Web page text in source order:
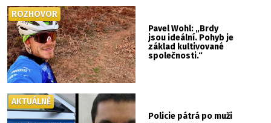
Pavel Wohl: „Brdy
jsou ideální. Pohyb je
základ kultivované
společnosti.“
ROZHOVOR
Policie pátrá po muži
AKTUÁLNĚ